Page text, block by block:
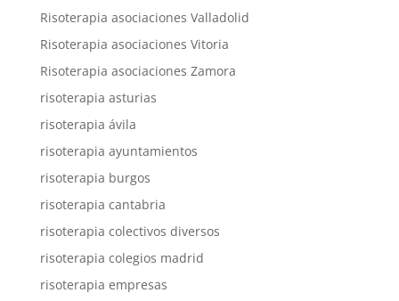
Risoterapia asociaciones Valladolid
Risoterapia asociaciones Vitoria
Risoterapia asociaciones Zamora
risoterapia asturias
risoterapia ávila
risoterapia ayuntamientos
risoterapia burgos
risoterapia cantabria
risoterapia colectivos diversos
risoterapia colegios madrid
risoterapia empresas